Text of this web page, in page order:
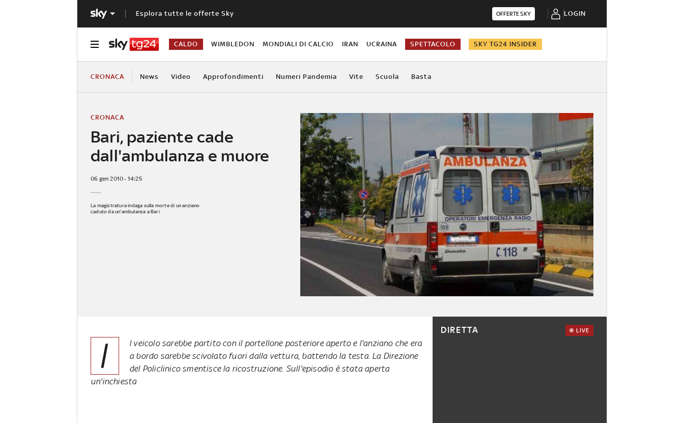
Esplora tutte le offerte Sky OFFERTE SKY LOGIN
CALDO WIMBLEDON MONDIALI DI CALCIO IRAN UCRAINA SPETTACOLO SKY TG24 INSIDER
CRONACA News Video Approfondimenti Numeri Pandemia Vite Scuola Basta
Bari, paziente cade
dall'ambulanza e muore
CRONACA
06 gen 2010 - 14:25
La magistratura indaga sulla morte di un anziano
caduto da un'ambulanza a Bari
I
l veicolo sarebbe partito con il portellone posteriore aperto e l'anziano che era
a bordo sarebbe scivolato fuori dalla vettura, battendo la testa. La Direzione
del Policlinico smentisce la ricostruzione. Sull'episodio è stata aperta
un'inchiesta
DIRETTA LIVE